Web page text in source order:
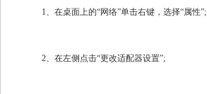
1、在桌面上的“网络”单击右键，选择“属性”;
2、在左侧点击“更改适配器设置”;